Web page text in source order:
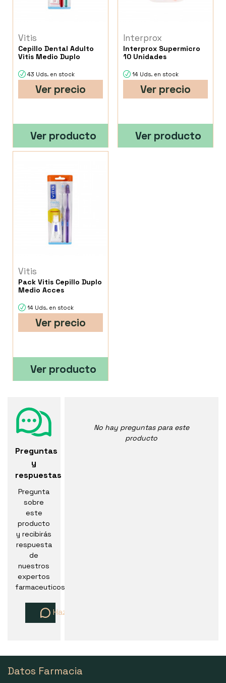
Vitis
Cepillo Dental Adulto
Vitis Medio Duplo
43 Uds. en stock
Ver precio
Ver producto
Interprox
Interprox Supermicro
10 Unidades
14 Uds. en stock
Ver precio
Ver producto
Vitis
Pack Vitis Cepillo Duplo
Medio Acces
14 Uds. en stock
Ver precio
Ver producto
Preguntas
y
respuestas
Pregunta
sobre
este
producto
y recibirás
respuesta
de
nuestros
expertos
farmaceuticos
Haz una pregunta
No hay preguntas para este
producto
Datos Farmacia